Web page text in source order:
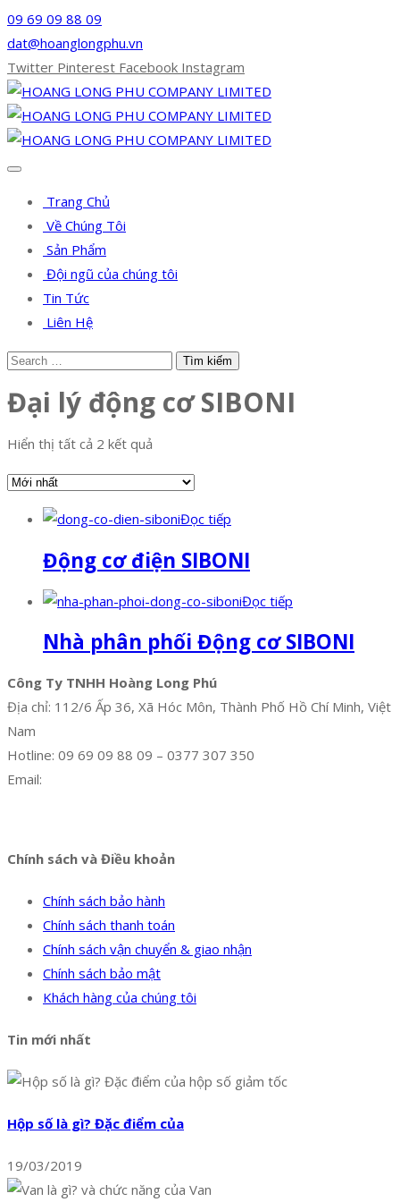
09 69 09 88 09
dat@hoanglongphu.vn
Twitter Pinterest Facebook Instagram
Trang Chủ
Về Chúng Tôi
Sản Phẩm
Đội ngũ của chúng tôi
Tin Tức
Liên Hệ
Đại lý động cơ SIBONI
Hiển thị tất cả 2 kết quả
Đọc tiếp
Động cơ điện SIBONI
Đọc tiếp
Nhà phân phối Động cơ SIBONI
Công Ty TNHH Hoàng Long Phú
Địa chỉ: 112/6 Ấp 36, Xã Hóc Môn, Thành Phố Hồ Chí Minh, Việt
Nam
Hotline: 09 69 09 88 09 – 0377 307 350
Email:
Chính sách và Điều khoản
Chính sách bảo hành
Chính sách thanh toán
Chính sách vận chuyển & giao nhận
Chính sách bảo mật
Khách hàng của chúng tôi
Tin mới nhất
Hộp số là gì? Đặc điểm của
19/03/2019